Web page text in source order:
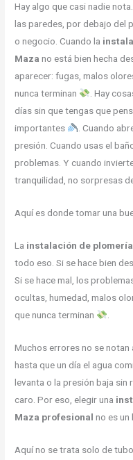
Hay algo que casi nadie
las paredes, por debajo del
o negocio. Cuando la
Maza no está bien hecha
aparecer: fugas, malos
nunca terminan
. Hay
días sin que tengas que
importantes
. Cuando
presión. Cuando usas el
problemas. Y cuando
tranquilidad, no sorpresas
Aquí es donde tomar una
La instalación de
todo eso. Si se hace bien
Si se hace mal, los
ocultas, humedad, malos
que nunca terminan
Muchos errores no se notan
hasta que un día el agua
levanta o la presión baja sin
caro. Por eso, elegir una
Maza profesional no es un
Aquí no se trata solo de